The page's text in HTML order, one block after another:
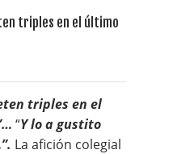
triples en el
“Y lo a gustito
La afición colegial